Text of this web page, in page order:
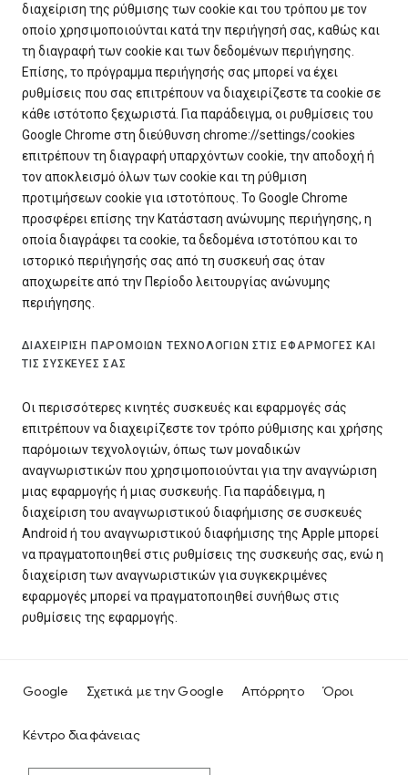
διαχείριση της ρύθμισης των cookie και του τρόπου με τον
οποίο χρησιμοποιούνται κατά την περιήγησή σας, καθώς και
τη διαγραφή των cookie και των δεδομένων περιήγησης.
Επίσης, το πρόγραμμα περιήγησής σας μπορεί να έχει
ρυθμίσεις που σας επιτρέπουν να διαχειρίζεστε τα cookie σε
κάθε ιστότοπο ξεχωριστά. Για παράδειγμα, οι ρυθμίσεις του
Google Chrome στη διεύθυνση chrome://settings/cookies
επιτρέπουν τη διαγραφή υπαρχόντων cookie, την αποδοχή ή
τον αποκλεισμό όλων των cookie και τη ρύθμιση
προτιμήσεων cookie για ιστοτόπους. Το Google Chrome
προσφέρει επίσης την Κατάσταση ανώνυμης περιήγησης, η
οποία διαγράφει τα cookie, τα δεδομένα ιστοτόπου και το
ιστορικό περιήγησής σας από τη συσκευή σας όταν
αποχωρείτε από την Περίοδο λειτουργίας ανώνυμης
περιήγησης.
ΔΙΑΧΕΊΡΙΣΗ ΠΑΡΌΜΟΙΩΝ ΤΕΧΝΟΛΟΓΙΏΝ ΣΤΙΣ ΕΦΑΡΜΟΓΈΣ ΚΑΙ
ΤΙΣ ΣΥΣΚΕΥΈΣ ΣΑΣ
Οι περισσότερες κινητές συσκευές και εφαρμογές σάς
επιτρέπουν να διαχειρίζεστε τον τρόπο ρύθμισης και χρήσης
παρόμοιων τεχνολογιών, όπως των μοναδικών
αναγνωριστικών που χρησιμοποιούνται για την αναγνώριση
μιας εφαρμογής ή μιας συσκευής. Για παράδειγμα, η
διαχείριση του αναγνωριστικού διαφήμισης σε συσκευές
Android ή του αναγνωριστικού διαφήμισης της Apple μπορεί
να πραγματοποιηθεί στις ρυθμίσεις της συσκευής σας, ενώ η
διαχείριση των αναγνωριστικών για συγκεκριμένες
εφαρμογές μπορεί να πραγματοποιηθεί συνήθως στις
ρυθμίσεις της εφαρμογής.
Google Σχετικά με την Google Απόρρητο Όροι
Κέντρο διαφάνειας